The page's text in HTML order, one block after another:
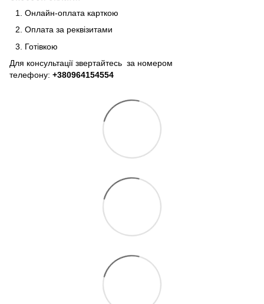
Онлайн-оплата карткою
Оплата за реквізитами
Готівкою
Для консультації звертайтесь за номером
телефону: +380964154554